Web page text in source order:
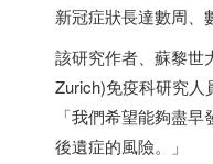
新冠症狀長達數周、
該研究作者、蘇黎世
Zurich)免疫科研究人
「我們希望能夠盡
後遺症的風險。」